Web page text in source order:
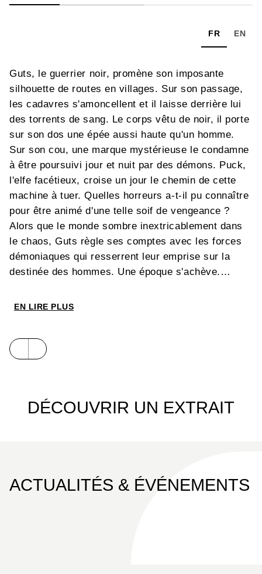
FR EN
Guts, le guerrier noir, promène son imposante
silhouette de routes en villages. Sur son passage,
les cadavres s'amoncellent et il laisse derrière lui
des torrents de sang. Le corps vêtu de noir, il porte
sur son dos une épée aussi haute qu'un homme.
Sur son cou, une marque mystérieuse le condamne
à être poursuivi jour et nuit par des démons. Puck,
l'elfe facétieux, croise un jour le chemin de cette
machine à tuer. Quelles horreurs a-t-il pu connaître
pour être animé d'une telle soif de vengeance ?
Alors que le monde sombre inextricablement dans
le chaos, Guts règle ses comptes avec les forces
démoniaques qui resserrent leur emprise sur la
destinée des hommes. Une époque s'achève.
un classique de l'heroic fantasy, une référence pour
attente récompensée : la série est publiée en sens
de lecture et format original, et les 7 premiers
EN LIRE PLUS
DÉCOUVRIR UN EXTRAIT
ACTUALITÉS & ÉVÉNEMENTS